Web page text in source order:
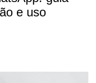
e uso